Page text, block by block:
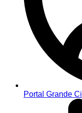
Portal Grande